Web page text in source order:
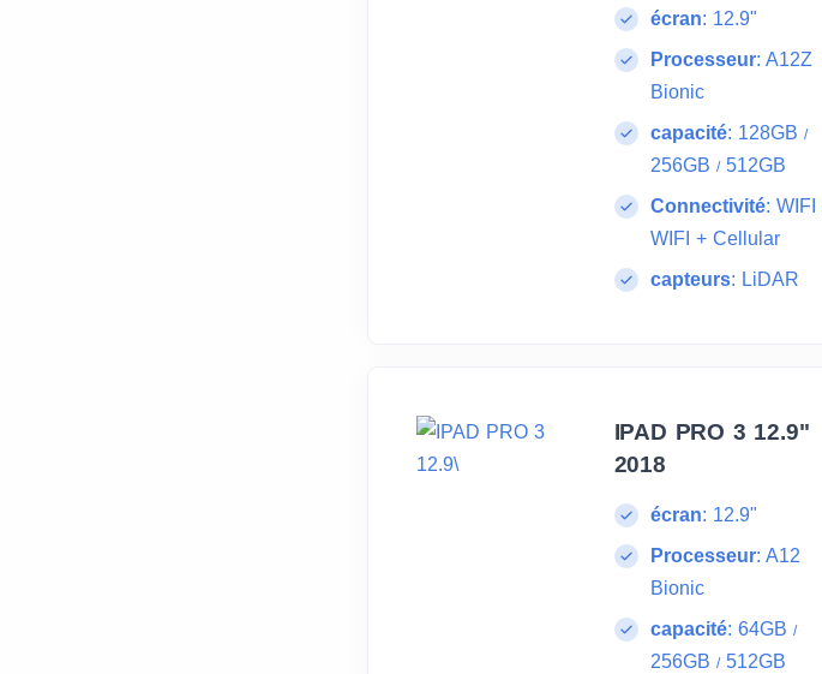
écran: 12.9"
Processeur: A12Z
Bionic
capacité: 128GB /
256GB /512GB
Connectivité: WIFI
WIFI + Cellular
capteurs: LiDAR
IPAD PRO 3 12.9"
2018
écran: 12.9"
Processeur: A12
Bionic
capacité: 64GB /
256GB /512GB